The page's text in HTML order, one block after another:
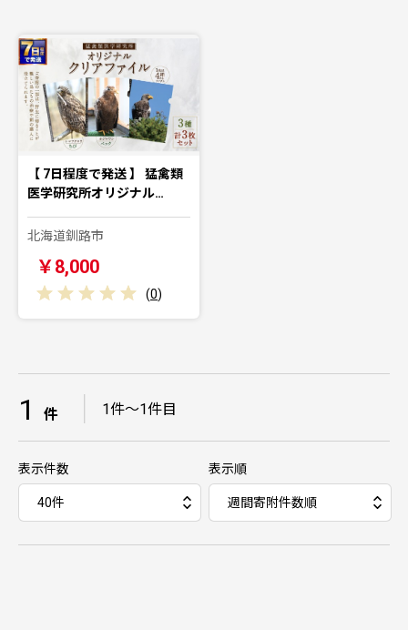
【 7日程度で発送 】 猛禽類
医学研究所オリジナル…
北海道釧路市
￥8,000
(0)
1 件 1件～1件目
表示件数 表示順